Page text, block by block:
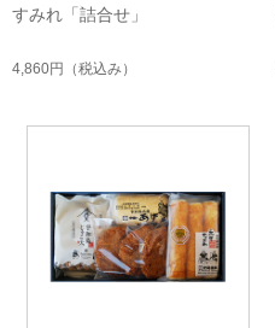
すみれ「詰合せ」
4,860円 （税込み）